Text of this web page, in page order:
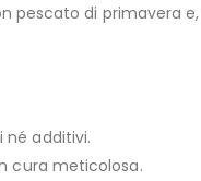
pescato di primavera
né additivi.
cura meticolosa.